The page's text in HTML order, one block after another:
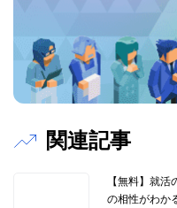
関連記事
【無料】就
の相性がわか